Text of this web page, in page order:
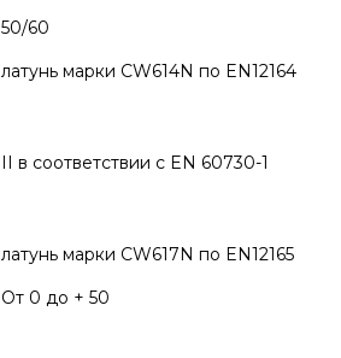
50/60
латунь марки CW614N по EN12164
II в соответствии с EN 60730-1
латунь марки CW617N по EN12165
От 0 до + 50